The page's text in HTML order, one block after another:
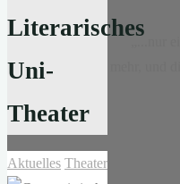
Literarisches
Uni-
Theater
Aktuelles Theater